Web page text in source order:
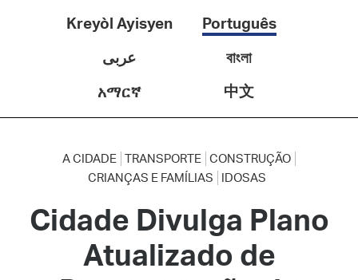
Kreyòl Ayisyen
Português
عربى
বাংলা
አማርኛ
中文
A CIDADE TRANSPORTE CONSTRUÇÃO
CRIANÇAS E FAMÍLIAS
IDOSAS
Cidade Divulga Plano
Atualizado de